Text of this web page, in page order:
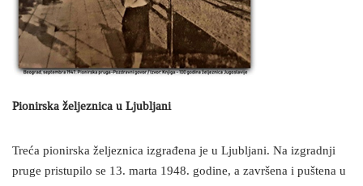
Pionirska željeznica u Ljubljani
Treća pionirska željeznica izgrađena je u Ljubljani. Na izgradnji
pruge pristupilo se 13. marta 1948. godine, a završena i puštena u